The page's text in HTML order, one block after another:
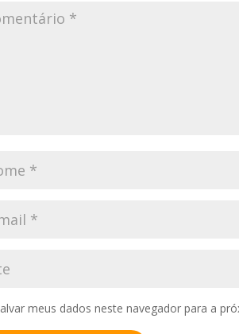
meus dados neste navegador para a